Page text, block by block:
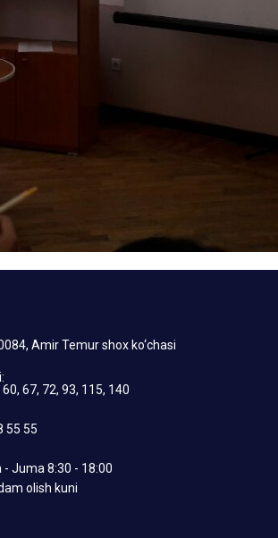
Amir Temur shox ko‘chasi
67, 72, 93, 115, 140
55 55
- Juma 8:30 - 18:00
olish kuni